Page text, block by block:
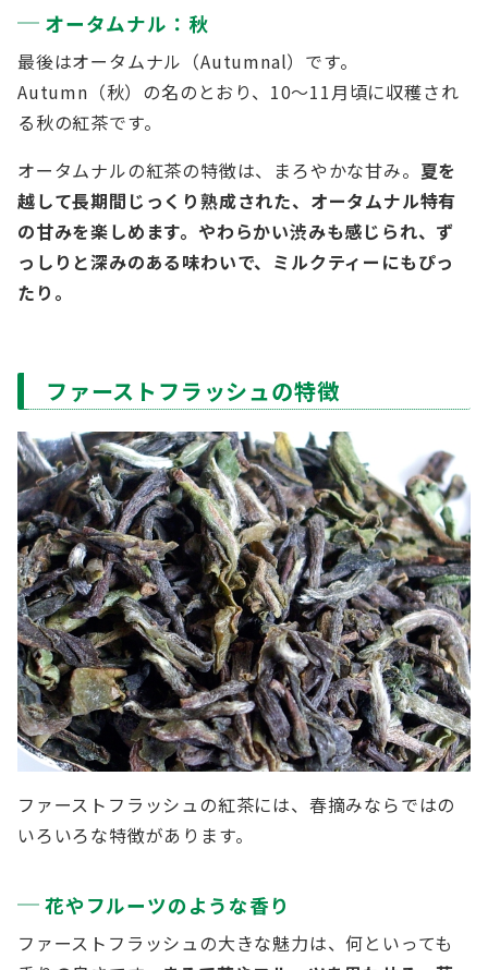
オータムナル：秋
最後はオータムナル（Autumnal）です。
Autumn（秋）の名のとおり、10～11月頃に収穫され
る秋の紅茶です。
オータムナルの紅茶の特徴は、まろやかな甘み。 夏を
越して長期間じっくり熟成された、オータムナル特有
の甘みを楽しめます。やわらかい渋みも感じられ、ず
っしりと深みのある味わいで、ミルクティーにもぴっ
たり。
ファーストフラッシュの特徴
ファーストフラッシュの紅茶には、春摘みならではの
いろいろな特徴があります。
花やフルーツのような香り
ファーストフラッシュの大きな魅力は、何といっても